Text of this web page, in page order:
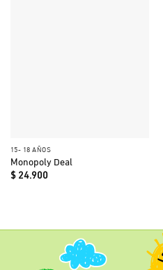
15- 18 AÑOS
Monopoly Deal
$24.900